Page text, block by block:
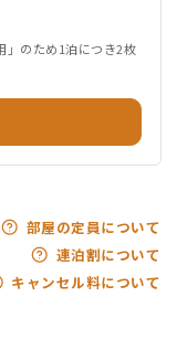
」のため1泊につき2枚
部屋の定員について
連泊割について
キャンセル料について